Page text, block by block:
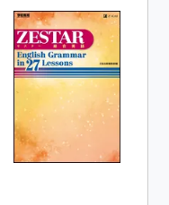
ら、
語
学
書、